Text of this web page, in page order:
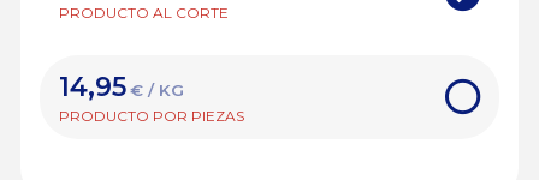
PRODUCTO AL CORTE
14,95 € / KG
PRODUCTO POR PIEZAS